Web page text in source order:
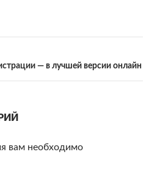
— в лучшей версии онлайн
вам необходимо